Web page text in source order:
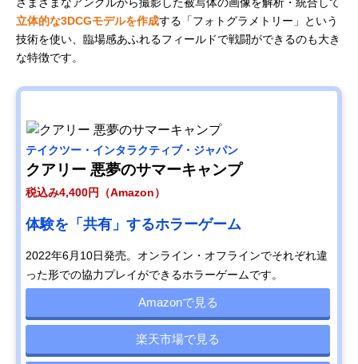
さまざまなアングルから撮影した被写体の画像を解析・統合して
立体的な3DCGモデルを作成する「フォトグラメトリー」という
技術を使い、臨場感あふれるフィールドで戦闘ができるのも大き
な特徴です。
テイクツー・インタラクティブ・ジャパン
クアリー 悪夢のサマーキャンプ
税込み4,400円（Amazon）
体験を「共有」するホラーゲーム
2022年6月10日発売。オンライン・オフラインでそれぞれ違
った形での協力プレイができるホラーゲームです。
Amazonで見る
楽天市場で見る